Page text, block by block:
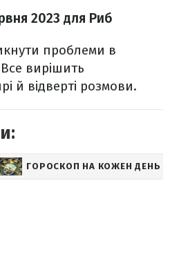
2023 для Риб
проблеми в
вирішить
й відверті розмови.
ГОРОСКОП НА КОЖЕН ДЕНЬ